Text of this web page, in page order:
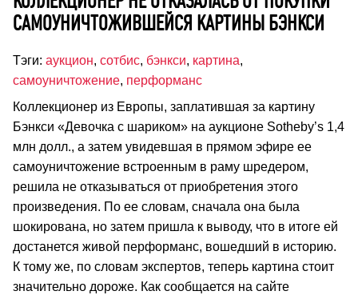
САМОУНИЧТОЖИВШЕЙСЯ КАРТИНЫ БЭНКСИ
Тэги: аукцион, сотбис, бэнкси, картина,
самоуничтожение, перформанс
Коллекционер из Европы, заплатившая за картину
Бэнкси «Девочка с шариком» на аукционе Sotheby’s 1,4
млн долл., а затем увидевшая в прямом эфире ее
самоуничтожение встроенным в раму шредером,
решила не отказываться от приобретения этого
произведения. По ее словам, сначала она была
шокирована, но затем пришла к выводу, что в итоге ей
достанется живой перформанс, вошедший в историю.
К тому же, по словам экспертов, теперь картина стоит
значительно дороже. Как сообщается на сайте